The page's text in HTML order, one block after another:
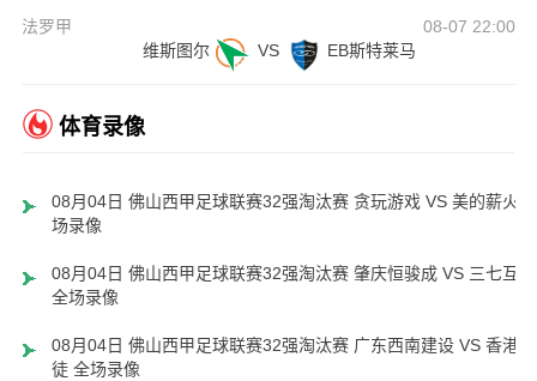
法罗甲
08-07 22:00
维斯图尔
VS EB斯特莱马
体育录像
08月04日 佛山西甲足球联赛32强淘汰赛 贪玩游戏 VS 美的薪火
场录像
08月04日 佛山西甲足球联赛32强淘汰赛 肇庆恒骏成 VS 三七互娱
全场录像
08月04日 佛山西甲足球联赛32强淘汰赛 广东西南建设 VS 香港圣
徒 全场录像